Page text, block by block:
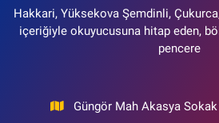
Hakkari, Yüksekova Şemdinli,
içeriğiyle okuyucusuna hitap eden,
pencere
Güngör Mah Akasya